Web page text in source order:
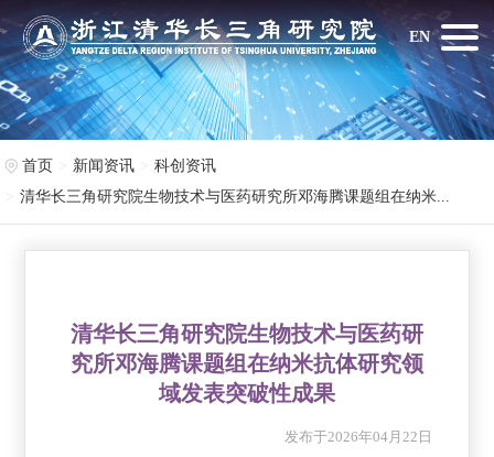
EN
首页 新闻资讯
科创资讯
清华长三角研究院生物技术与医药研究所邓海腾课题组在纳米...
清华长三角研究院生物技术与医药研
究所邓海腾课题组在纳米抗体研究领
域发表突破性成果
发布于2026年04月22日